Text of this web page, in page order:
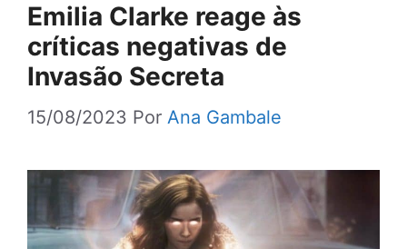
Emilia Clarke reage às
críticas negativas de
Invasão Secreta
15/08/2023 Por Ana Gambale